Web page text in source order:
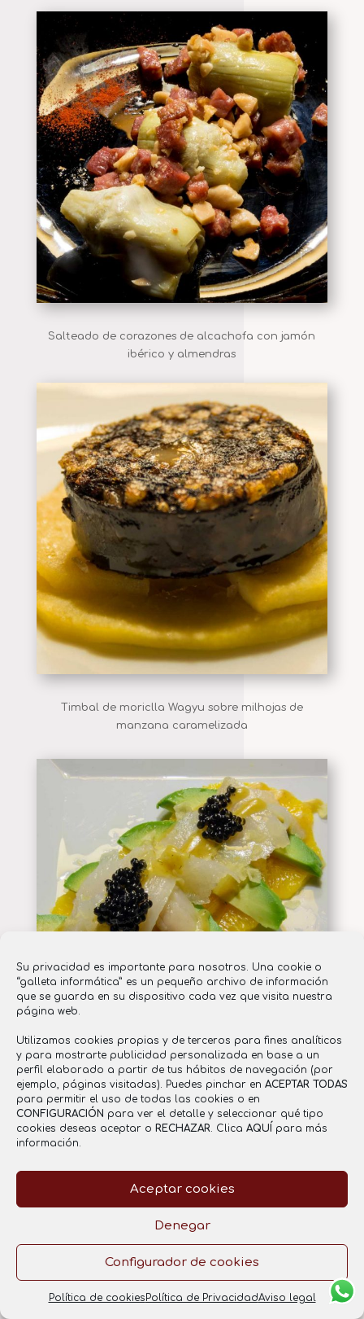
Su privacidad es importante para nosotros. Una cookie o
“galleta informática” es un pequeño archivo de información
que se guarda en su dispositivo cada vez que visita nuestra
página web.
Utilizamos cookies propias y de terceros para fines analíticos
y para mostrarte publicidad personalizada en base a un
perfil elaborado a partir de tus hábitos de navegación (por
ejemplo, páginas visitadas). Puedes pinchar en ACEPTAR TODAS
para permitir el uso de todas las cookies o en
CONFIGURACIÓN para ver el detalle y seleccionar qué tipo
cookies deseas aceptar o RECHAZAR. Clica AQUÍ para más
información.
Aceptar cookies
Denegar
Configurador de cookies
Política de cookiesPolítica de PrivacidadAviso legal
Salteado de corazones de alcachofa con jamón
ibérico y almendras
Timbal de moriclla Wagyu sobre milhojas de
manzana caramelizada
Ensalada de bacalao ahumado y aguacate con
cítricos y regada con salsa de miel y mostaza